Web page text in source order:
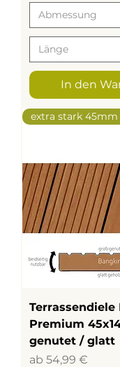
In den
extra stark 45mm
Terrassendiele
Premium
genutet / glatt
ab 54,99 €
Sale-Preis